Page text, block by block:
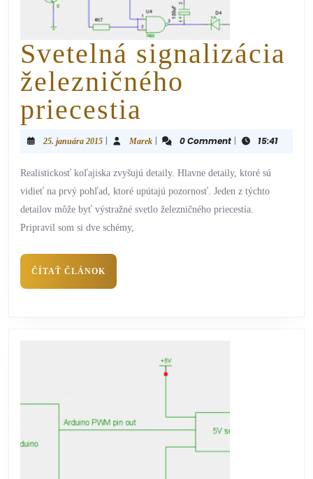
Svetelná signalizácia
železničného
priecestia
25. januára 2015 | Marek | 0 Comment | 15:41
Realistickosť koľajiska zvyšujú detaily. Hlavne detaily, ktoré sú
vidieť na prvý pohľad, ktoré upútajú pozornosť. Jeden z týchto
detailov môže byť výstražné svetlo železničného priecestia.
Pripravil som si dve schémy,
ČÍTAŤ ČLÁNOK